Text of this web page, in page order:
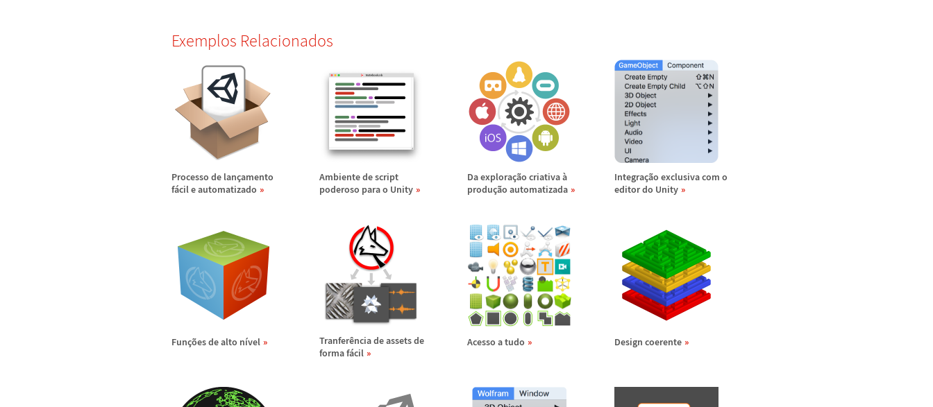
Exemplos Relacionados
Processo de lançamento
fácil e automatizado
Ambiente de script
poderoso para o Unity
Da exploração criativaà
produção automatizada
Integração exclusiva com o
editor do Unity
Funções de alto nível Tranferência de assets de
forma fácil
Acesso a tudo Design coerente